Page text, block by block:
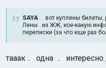
SAYA вот куплены билеты,
Лены из ЖЖ, кое-какую
переписки (за что еще раз
тааак .. одна ..